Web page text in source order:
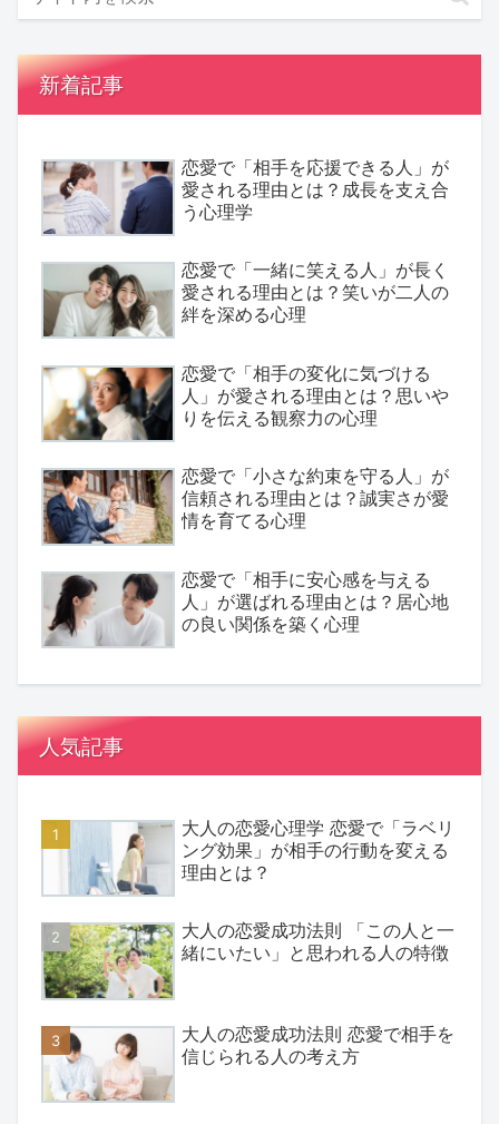
新着記事
恋愛で「相手を応援できる人」が
愛される理由とは？成長を支え合
う心理学
恋愛で「一緒に笑える人」が長く
愛される理由とは？笑いが二人の
絆を深める心理
恋愛で「相手の変化に気づける
人」が愛される理由とは？思いや
りを伝える観察力の心理
恋愛で「小さな約束を守る人」が
信頼される理由とは？誠実さが愛
情を育てる心理
恋愛で「相手に安心感を与える
人」が選ばれる理由とは？居心地
の良い関係を築く心理
人気記事
大人の恋愛心理学 恋愛で「ラベリ
ング効果」が相手の行動を変える
理由とは？
大人の恋愛成功法則 「この人と一
緒にいたい」と思われる人の特徴
大人の恋愛成功法則 恋愛で相手を
信じられる人の考え方